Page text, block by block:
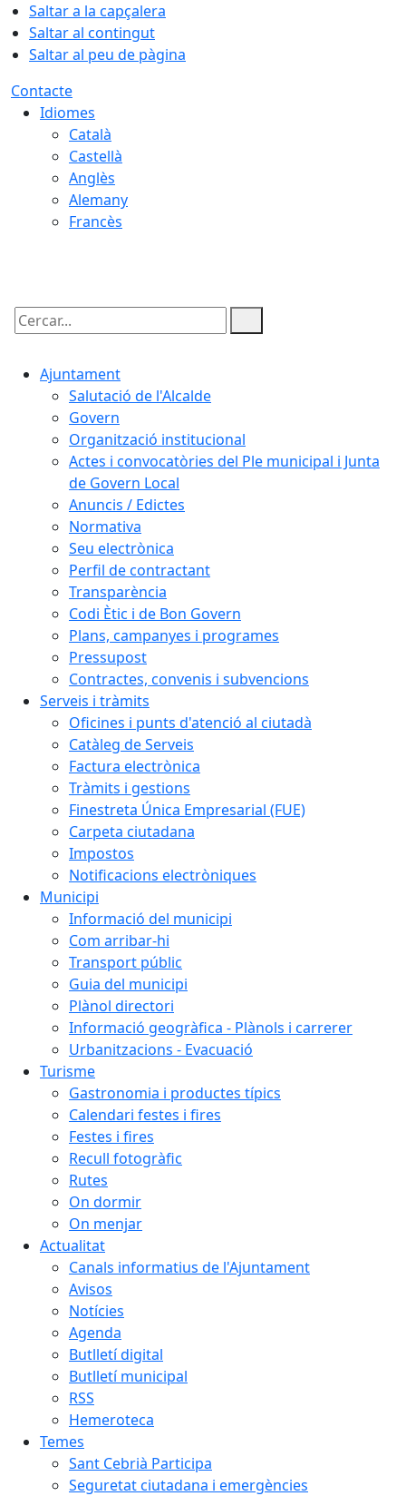
Saltar a la capçalera
Saltar al contingut
Saltar al peu de pàgina
Contacte
Idiomes
Català
Castellà
Anglès
Alemany
Francès
Cercar:
Ajuntament
Salutació de l'Alcalde
Govern
Organització institucional
Actes i convocatòries del Ple municipal i Junta
de Govern Local
Anuncis / Edictes
Normativa
Seu electrònica
Perfil de contractant
Transparència
Codi Ètic i de Bon Govern
Plans, campanyes i programes
Pressupost
Contractes, convenis i subvencions
Serveis i tràmits
Oficines i punts d'atenció al ciutadà
Catàleg de Serveis
Factura electrònica
Tràmits i gestions
Finestreta Única Empresarial (FUE)
Carpeta ciutadana
Impostos
Notificacions electròniques
Municipi
Informació del municipi
Com arribar-hi
Transport públic
Guia del municipi
Plànol directori
Informació geogràfica - Plànols i carrerer
Urbanitzacions - Evacuació
Turisme
Gastronomia i productes típics
Calendari festes i fires
Festes i fires
Recull fotogràfic
Rutes
On dormir
On menjar
Actualitat
Canals informatius de l'Ajuntament
Avisos
Notícies
Agenda
Butlletí digital
Butlletí municipal
RSS
Hemeroteca
Temes
Sant Cebrià Participa
Seguretat ciutadana i emergències